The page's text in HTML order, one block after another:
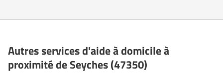
Autres services d'aide à domicile à
proximité de Seyches (47350)